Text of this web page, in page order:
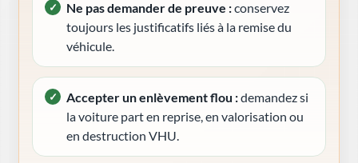
Ne pas demander de preuve :conservez
toujours les justificatifs liés à la remise du
véhicule.
Accepter un enlèvement flou :demandez si
la voiture part en reprise, en valorisation ou
en destruction VHU.